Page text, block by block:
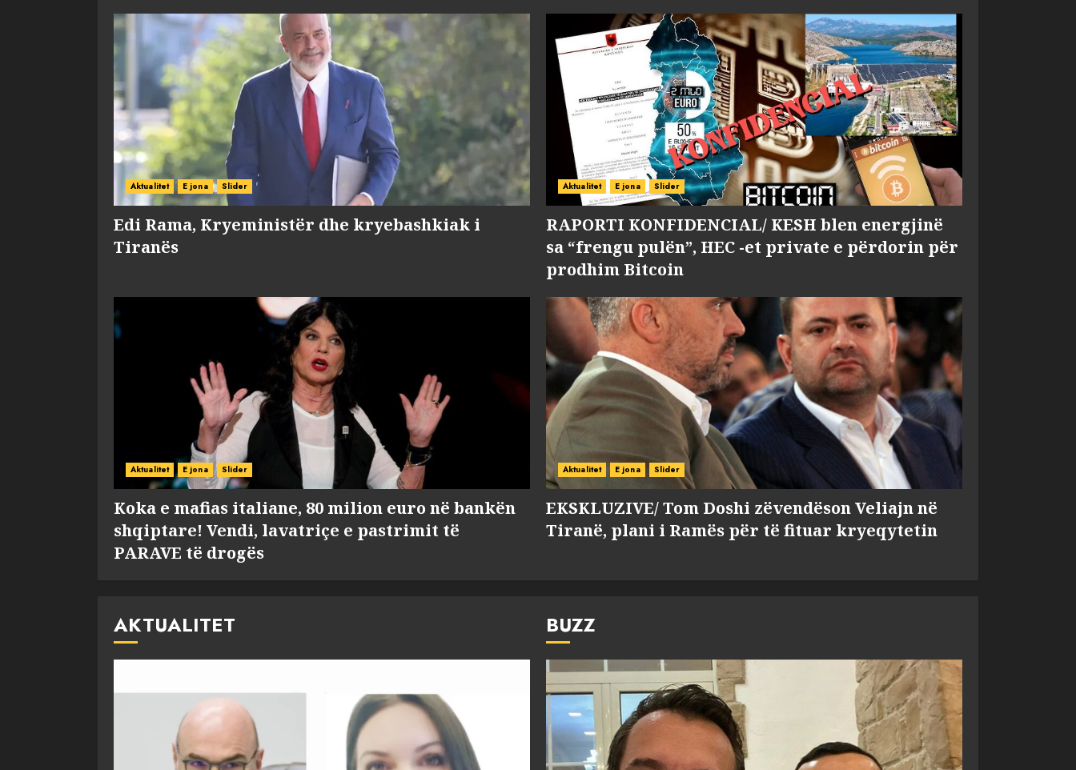
Aktualitet E jona Slider
Edi Rama, Kryeministër dhe kryebashkiak i
Tiranës
Aktualitet E jona Slider
RAPORTI KONFIDENCIAL/ KESH blen energjinë
sa “frengu pulën”, HEC -et private e përdorin për
prodhim Bitcoin
Aktualitet E jona Slider
Koka e mafias italiane, 80 milion euro në bankën
shqiptare! Vendi, lavatriçe e pastrimit të
PARAVE të drogës
Aktualitet E jona Slider
EKSKLUZIVE/ Tom Doshi zëvendëson Veliajn në
Tiranë, plani i Ramës për të fituar kryeqytetin
AKTUALITET BUZZ